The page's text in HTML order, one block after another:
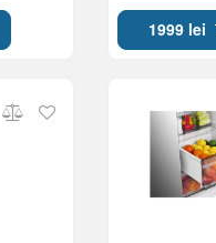
1999 lei